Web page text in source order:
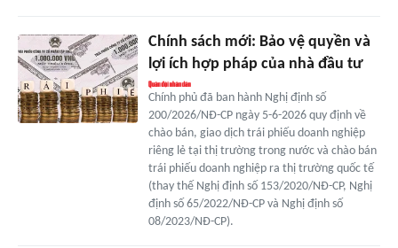
Chính sách mới: Bảo vệ quyền và
lợi ích hợp pháp của nhà đầu tư
Chính phủ đã ban hành Nghị định số
200/2026/NĐ-CP ngày 5-6-2026 quy định về
chào bán, giao dịch trái phiếu doanh nghiệp
riêng lẻ tại thị trường trong nước và chào bán
trái phiếu doanh nghiệp ra thị trường quốc tế
(thay thế Nghị định số 153/2020/NĐ-CP, Nghị
định số 65/2022/NĐ-CP và Nghị định số
08/2023/NĐ-CP).